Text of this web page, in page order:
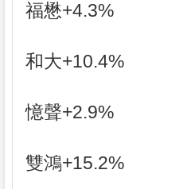
福懋+4.3%
和大+10.4%
憶聲+2.9%
雙鴻+15.2%